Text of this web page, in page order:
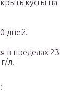
кусты на
дней.
в пределах 23
л.